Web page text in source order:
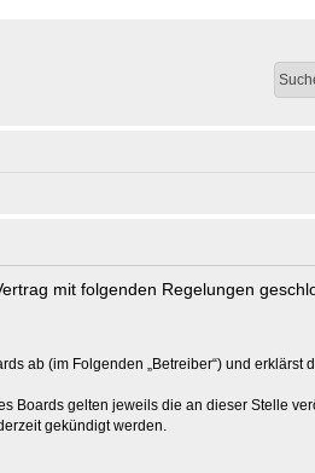
mit folgenden Regelungen
ab (im Folgenden „Betreiber“) und erklärst
Boards gelten jeweils die an dieser Stelle
gekündigt werden.